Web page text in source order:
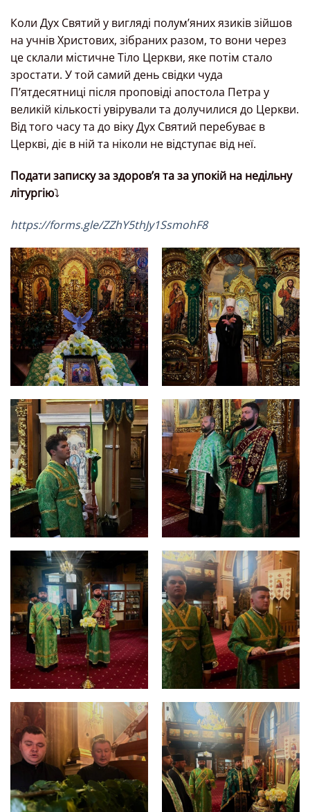
Коли Дух Святий у вигляді полум’яних язиків зійшов
на учнів Христових, зібраних разом, то вони через
це склали містичне Тіло Церкви, яке потім стало
зростати. У той самий день свідки чуда
П’ятдесятниці після проповіді апостола Петра у
великій кількості увірували та долучилися до Церкви.
Від того часу та до віку Дух Святий перебуває в
Церкві, діє в ній та ніколи не відступає від неї.
Подати записку за здоров’я та за упокій на недільну
літургію⤵️
https://forms.gle/ZZhY5thJy1SsmohF8